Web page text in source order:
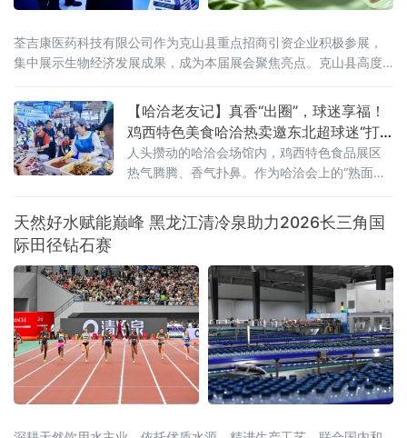
荃吉康医药科技有限公司作为克山县重点招商引资企业积极参展，
集中展示生物经济发展成果，成为本届展会聚焦亮点。克山县高度
定生物经济发展方向，积极推动马铃薯深加工与医
【哈洽老友记】真香“出圈”，球迷享福！
鸡西特色美食哈洽热卖邀东北超球迷“打
卡尝鲜”
人头攒动的哈洽会场馆内，鸡西特色食品展区
热气腾腾、香气扑鼻。作为哈洽会上的“熟面
注，直径近一米的超大不锈钢盆前，创始人金
正花戴着卫生手套，现场沉浸式翻拌红油辣
早到晚始终客流爆满。“地道辣菜”人气爆棚，球
迷专属福利暖心上线展台之上，一袋袋包装精
美的鸡西大冷面、窖缸酸菜、风味糖蒜整齐堆
叠，明码标价的菜
天然好水赋能巅峰 黑龙江清冷泉助力2026长三角国
际田径钻石赛